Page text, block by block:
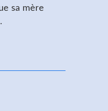
sa mère